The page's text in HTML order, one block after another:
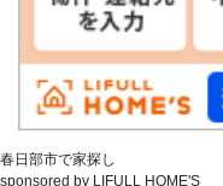
春日部市で家探し
sponsored by LIFULL HOME'S